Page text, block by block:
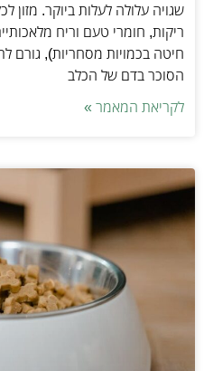
שגויה עלולה לעלות ביוקר. מזון
ריקות, חומרי טעם וריח
חיטה בכמויות מסחריות), גורם
הסוכר בדם של הכלב
לקריאת המאמר »